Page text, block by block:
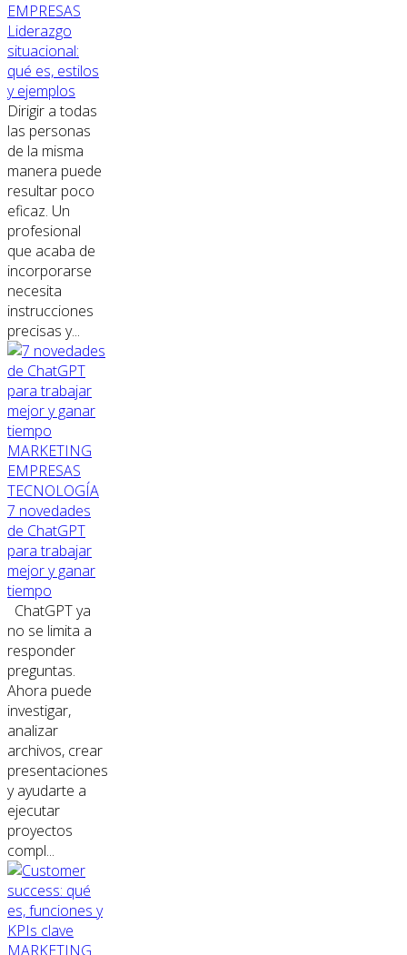
EMPRESAS
Liderazgo
situacional:
qué es, estilos
y ejemplos
Dirigir a todas
las personas
de la misma
manera puede
resultar poco
eficaz. Un
profesional
que acaba de
incorporarse
necesita
instrucciones
precisas y...
MARKETING
EMPRESAS
TECNOLOGÍA
7 novedades
de ChatGPT
para trabajar
mejor y ganar
tiempo
ChatGPT ya
no se limita a
responder
preguntas.
Ahora puede
investigar,
analizar
archivos, crear
presentaciones
y ayudarte a
ejecutar
proyectos
compl...
MARKETING